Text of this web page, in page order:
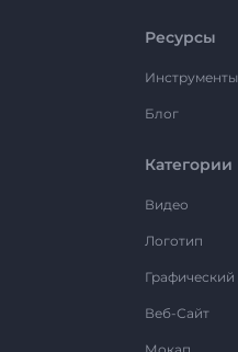
Ресурсы
Блог
Категории
Видео
Логотип
Веб-Сайт